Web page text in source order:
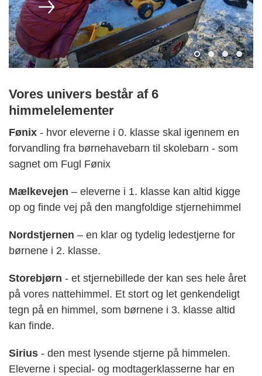
Vores univers består af 6
himmelelementer
Fønix - hvor eleverne i 0. klasse skal igennem en
forvandling fra børnehavebarn til skolebarn - som
sagnet om Fugl Fønix
Mælkevejen – eleverne i 1. klasse kan altid kigge
op og finde vej på den mangfoldige stjernehimmel
Nordstjernen – en klar og tydelig ledestjerne for
børnene i 2. klasse.
Storebjørn - et stjernebillede der kan ses hele året
på vores nattehimmel. Et stort og let genkendeligt
tegn på en himmel, som børnene i 3. klasse altid
kan finde.
Sirius - den mest lysende stjerne på himmelen.
Eleverne i special- og modtagerklasserne har en